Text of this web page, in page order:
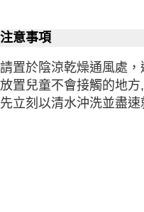
注意事項
請置於陰涼乾燥通風處
放置兒童不會接觸的地
先立刻以清水沖洗並盡速